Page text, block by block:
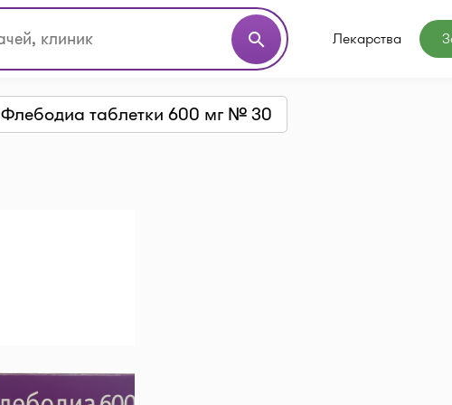
search Лекарства
Флебодиа таблетки 600 мг № 30